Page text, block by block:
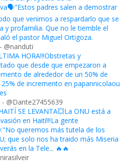
padres salen a demostrar
que venimos a respardarlo que se
y profamilia. Que no le tiemble el
el pastor Miguel Ortigoza.
- @nanduti
HORA!!!Obstretas y
que desde que empezaron a
de alrededor de un 50% de
de incremento en papannicolaou
- @Dante27455639
SE LEVANTA💥La ONU está a
en Haití!!!La gente
queremos más tutela de los
que solo nos ha traido más Miseria
en la Tele... 🔥🔥